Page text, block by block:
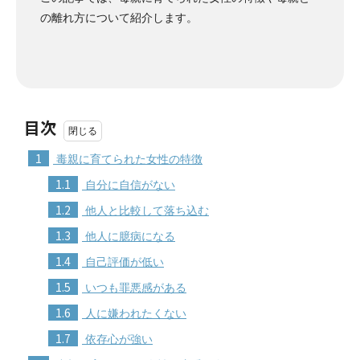
の離れ方について紹介します。
目次
1 毒親に育てられた女性の特徴
1.1 自分に自信がない
1.2 他人と比較して落ち込む
1.3 他人に臆病になる
1.4 自己評価が低い
1.5 いつも罪悪感がある
1.6 人に嫌われたくない
1.7 依存心が強い